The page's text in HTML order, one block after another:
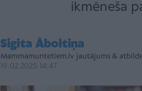
ikmēneša
Sigita Āboltiņa
Mammamuntetiem.lv jautājums &
19.02.2025 14:47